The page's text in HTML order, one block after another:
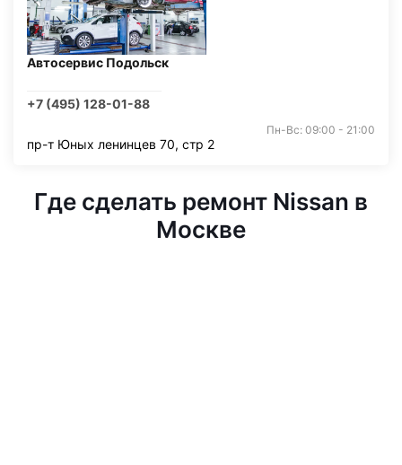
Автосервис Подольск
+7 (495) 128-01-88
Пн-Вс: 09:00 - 21:00
пр-т Юных ленинцев 70, стр 2
Где сделать ремонт Nissan в
Москве